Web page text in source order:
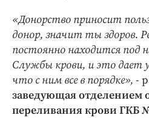
«Донорство приносит
донор, значит ты здоров.
постоянно находится под
Службы крови, и это дает
что с ним все в порядке», -
заведующая отделением
переливания крови ГКБ